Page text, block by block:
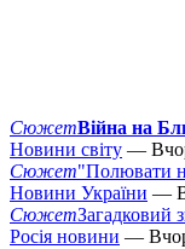
СюжетВійна на
Новини світу —
Сюжет"Полювати
Новини України —
СюжетЗагадковий
Росія новини —